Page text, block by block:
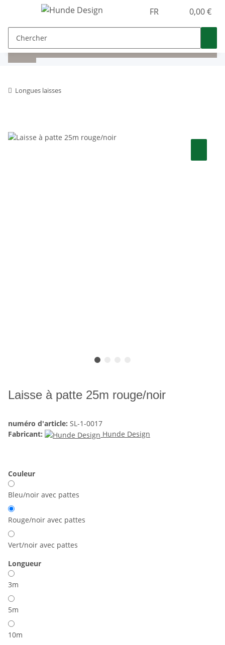
FR 0,00 €
Longues laisses
Laisse à patte 25m rouge/noir
numéro d'article: SL-1-0017
Fabricant:
Hunde Design
Couleur
Bleu/noir avec pattes
Rouge/noir avec pattes
Vert/noir avec pattes
Longueur
3m
5m
10m